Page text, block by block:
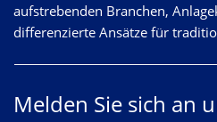
aufstrebenden Branchen,
differenzierte Ansätze für
Melden Sie sich an